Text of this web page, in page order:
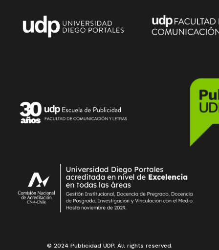
© 2024 Publicidad UDP. All rights reserved.